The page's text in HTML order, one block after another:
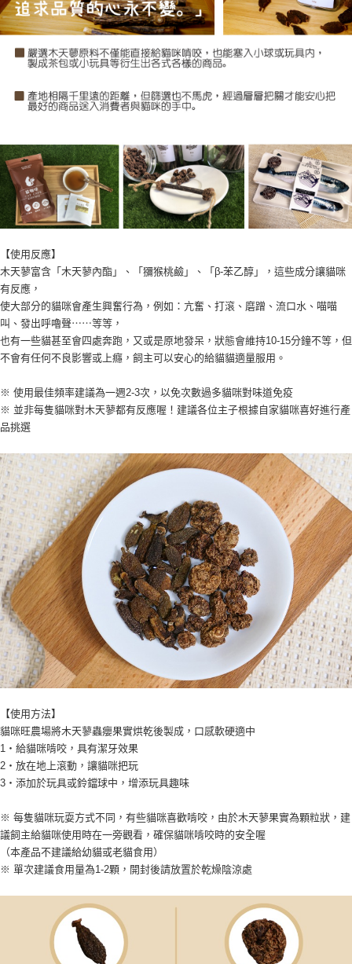
每筆NT$85，滿NT$1,500(含以上)免運費
每筆NT$115，滿NT$1,500(含以上)免運費
【使用反應】
木天蓼富含「木天蓼內酯」、「獼猴桃鹼」、「β-苯乙醇」，這些成分讓貓咪
有反應，
使大部分的貓咪會產生興奮行為，例如：亢奮、打滾、磨蹭、流口水、喵喵
叫、發出呼嚕聲⋯⋯等等，
也有一些貓甚至會四處奔跑，又或是原地發呆，狀態會維持10-15分鐘不等，但
不會有任何不良影響或上癮，飼主可以安心的給貓貓適量服用。
※ 使用最佳頻率建議為一週2-3次，以免次數過多貓咪對味道免疫
※ 並非每隻貓咪對木天蓼都有反應喔！建議各位主子根據自家貓咪喜好進行產
品挑選
【使用方法】
貓咪旺農場將木天蓼蟲癭果實烘乾後製成，口感軟硬適中
1・給貓咪啃咬，具有潔牙效果
2・放在地上滾動，讓貓咪把玩
3・添加於玩具或鈴鐺球中，增添玩具趣味
※ 每隻貓咪玩耍方式不同，有些貓咪喜歡啃咬，由於木天蓼果實為顆粒狀，建
議飼主給貓咪使用時在一旁觀看，確保貓咪啃咬時的安全喔
（本產品不建議給幼貓或老貓食用）
※ 單次建議食用量為1-2顆，開封後請放置於乾燥陰涼處